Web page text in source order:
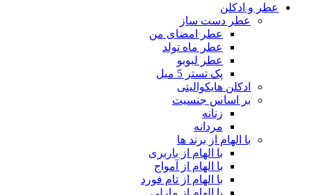
عطر و ادکلن
عطر دست ساز
عطر امضای من
عطر ماه تولد
عطر لبوبو
پک تستر 5 میل
ادکلن هایکوالیتی
بر اساس جنسیت
زنانه
مردانه
با الهام از برند ها
با الهام از باربری
با الهام از آمواج
با الهام از تام فورد
با الهام از مارلی